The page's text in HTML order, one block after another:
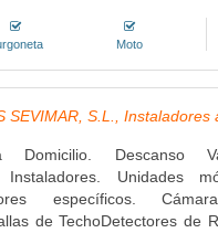
Moto
SEVIMAR, S.L., Instaladores
Domicilio. Descanso
Unidades
específicos.
de TechoDetectores de